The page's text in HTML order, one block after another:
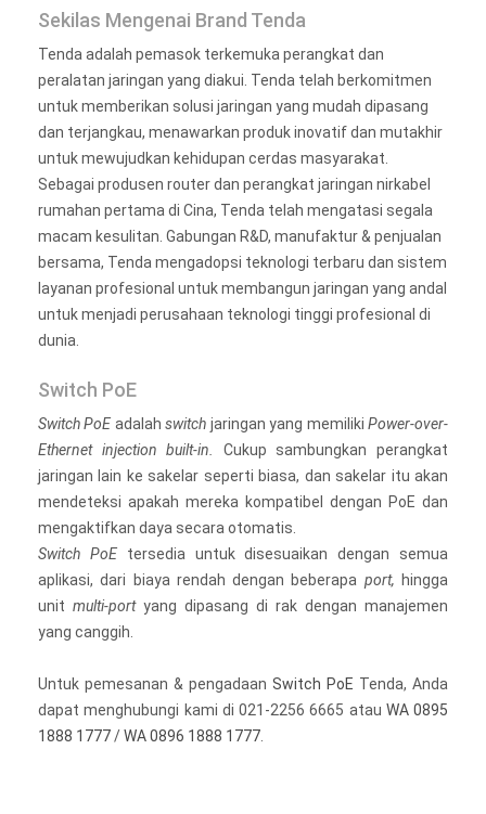
Sekilas Mengenai Brand Tenda
Tenda adalah pemasok terkemuka perangkat dan
peralatan jaringan yang diakui. Tenda telah berkomitmen
untuk memberikan solusi jaringan yang mudah dipasang
dan terjangkau, menawarkan produk inovatif dan mutakhir
untuk mewujudkan kehidupan cerdas masyarakat.
Sebagai produsen router dan perangkat jaringan nirkabel
rumahan pertama di Cina, Tenda telah mengatasi segala
macam kesulitan. Gabungan R&D, manufaktur & penjualan
bersama, Tenda mengadopsi teknologi terbaru dan sistem
layanan profesional untuk membangun jaringan yang andal
untuk menjadi perusahaan teknologi tinggi profesional di
dunia.
Switch PoE
Switch PoE adalahswitch jaringan yang memilikiPower-over-
Ethernet injection built-in.
Cukup sambungkan perangkat
jaringan lain ke sakelar seperti biasa, dan sakelar itu akan
mendeteksi apakah mereka kompatibel dengan PoE dan
mengaktifkan daya secara otomatis.
Switch PoEtersedia untuk disesuaikan dengan semua
aplikasi, dari biaya rendah dengan beberapa port, hingga
unit multi-portyang dipasang di rak dengan manajemen
yang canggih.
Untuk pemesanan & pengadaan Switch PoE Tenda, Anda
dapat menghubungi kami di 021-2256 6665 atau WA 0895
1888 1777/WA 0896 1888 1777